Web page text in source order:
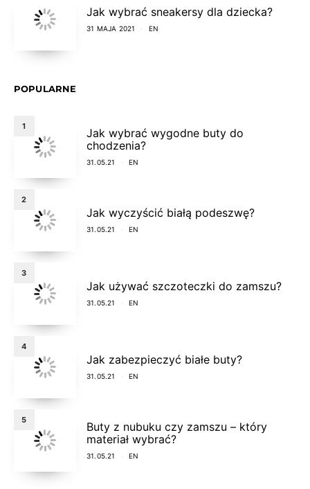
Jak wybrać sneakersy dla dziecka?
31 MAJA 2021 EN
POPULARNE
1
Jak wybrać wygodne buty do
chodzenia?
31.05.21 EN
2
Jak wyczyścić białą podeszwę?
31.05.21 EN
3
Jak używać szczoteczki do zamszu?
31.05.21 EN
4
Jak zabezpieczyć białe buty?
31.05.21 EN
5
Buty z nubuku czy zamszu – który
materiał wybrać?
31.05.21 EN